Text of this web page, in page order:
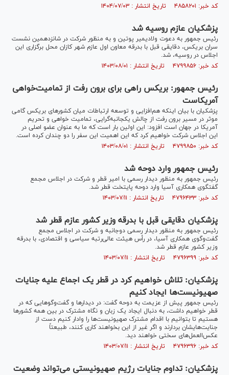
کد خبر: ۴۸۵۸۲۰۱ تاریخ انتشار : ۱۴۰۴/۰۷/۰۳
پزشکیان عازم روسیه شد
رئیس جمهور به دعوت ولادیمیر پوتین و به منظور شرکت در شانزدهمین نشست
سران بریکس، دقایقی قبل با بدرقه معاون اول عازم شهر کازان محل برگزاری این
اجلاس در روسیه، شد.
کد خبر: ۴۷۹۹۸۵۶ تاریخ انتشار : ۱۴۰۳/۰۸/۰۱
رئیس جمهور: بریکس راهی برای برون رفت از تمامیت‌خواهی
آمریکاست
پزشکیان با بیان اینکه هم‌افزایی و توسعه ارتباطات میان کشور‌های بریکس گامی
موثر در مسیر برون رفت از چالش یکجانبه‌گرایی، تمامیت خواهی و تحریم
آمریکا در جهان است افزود: این اولین بار است که ما به عنوان عضو اصلی در
این اجلاس شرکت خواهیم کرد که این اهمیت این سفر را دو چندان کرده است.
کد خبر: ۴۷۹۹۸۵۰ تاریخ انتشار : ۱۴۰۳/۰۸/۰۱
رئیس جمهور وارد دوحه شد
رئیس جمهور به منظور دیدار رسمی با امیر قطر و شرکت در اجلاس مجمع
گفتگوی همکاری آسیا وارد دوحه پایتخت قطر شد.
کد خبر: ۴۷۹۶۴۳۳ تاریخ انتشار : ۱۴۰۳/۰۷/۱۱
پزشکیان دقایقی قبل با بدرقه وزیر کشور عازم قطر شد
رئیس جمهور به منظور دیدار رسمی دوجانبه و شرکت در اجلاس مجمع
گفت‌وگوی همکاری آسیا، در رأس هیئت عالی‌رتبه سیاسی و اقتصادی، با بدرقه
وزیر کشور عازم قطر شد.
کد خبر: ۴۷۹۶۳۹۹ تاریخ انتشار : ۱۴۰۳/۰۷/۱۱
پزشکیان: تلاش خواهیم کرد در قطر یک اجماع علیه جنایات
صهیونیست‌ها ایجاد کنیم
رئیس جمهور پیش از عزیمت به دوحه گفت: در دیدار‌ها و گفت‌وگو‌هایی که در
قطر خواهیم داشت، به دنبال ایجاد یک زبان و نگاه مشترک در بین همه کشور‌ها
هستیم تا بتوانیم با اقدام مشترک صهیونیست‌ها را وادار کنیم دست از
جنایت‌هایشان بردارند و اگر غیر از این بخواهند کاری کنند، طبیعتاً
عکس‌العمل‌های سختی خواهند دید.
کد خبر: ۴۷۹۶۳۹۶ تاریخ انتشار : ۱۴۰۳/۰۷/۱۱
پزشکیان: تداوم جنایات رژیم صهیونیستی می‌تواند وضعیت